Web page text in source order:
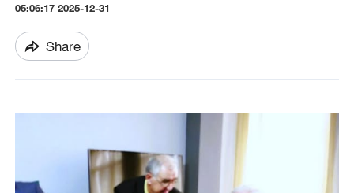
05:06:17 2025-12-31
Share